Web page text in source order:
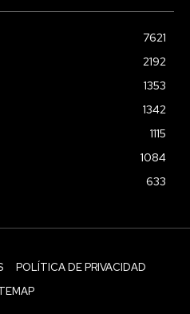
7621
2192
1353
1342
1115
1084
633
POLÍTICA DE PRIVACIDAD